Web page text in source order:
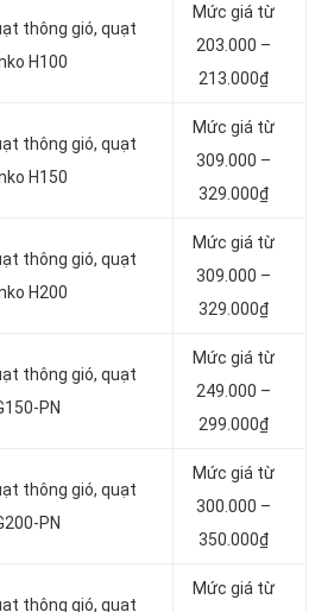
thông gió, quạt
H100
Mức giá từ
203.000 –
213.000₫
thông gió, quạt
H150
Mức giá từ
309.000 –
329.000₫
thông gió, quạt
H200
Mức giá từ
309.000 –
329.000₫
thông gió, quạt
PN
Mức giá từ
249.000 –
299.000₫
thông gió, quạt
PN
Mức giá từ
300.000 –
350.000₫
thông gió, quạt
Mức giá từ